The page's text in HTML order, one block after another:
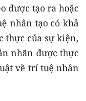
được tạo ra hoặc
nhân tạo có khả
thực của sự kiện,
nhãn được thực
về trí tuệ nhân